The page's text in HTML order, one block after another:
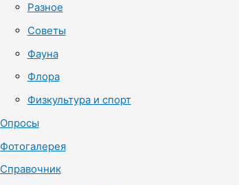
Разное
Советы
Фауна
Флора
Физкультура и спорт
Опросы
Фотогалерея
Справочник